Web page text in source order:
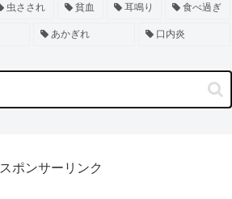
虫さされ 貧血 耳鳴り 食べ過ぎ
あかぎれ 口内炎
スポンサーリンク